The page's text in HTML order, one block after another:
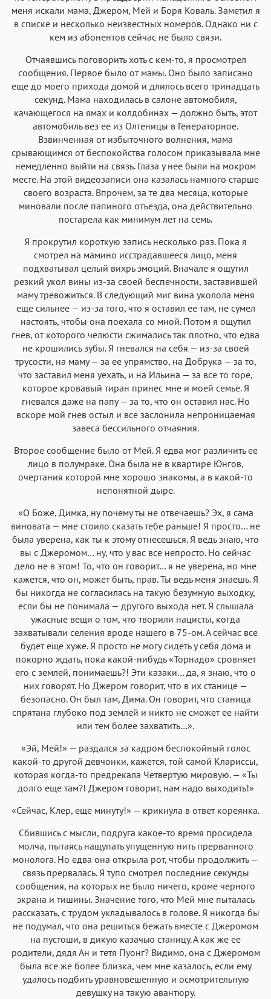
меня искали мама, Джером, Мей и Боря Коваль. Заметил я
в списке и несколько неизвестных номеров. Однако ни с
кем из абонентов сейчас не было связи.
Отчаявшись поговорить хоть с кем-то, я просмотрел
сообщения. Первое было от мамы. Оно было записано
еще до моего прихода домой и длилось всего тринадцать
секунд. Мама находилась в салоне автомобиля,
качающегося на ямах и колдобинах — должно быть, этот
автомобиль вез ее из Олтеницы в Генераторное.
Взвинченная от избыточного волнения, мама
срывающимся от беспокойства голосом приказывала мне
немедленно выйти на связь. Глаза у нее были на мокром
месте. На этой видеозаписи она казалась намного старше
своего возраста. Впрочем, за те два месяца, которые
миновали после папиного отъезда, она действительно
постарела как минимум лет на семь.
Я прокрутил короткую запись несколько раз. Пока я
смотрел на мамино исстрадавшееся лицо, меня
подхватывал целый вихрь эмоций. Вначале я ощутил
резкий укол вины из-за своей беспечности, заставившей
маму тревожиться. В следующий миг вина уколола меня
еще сильнее — из-за того, что я оставил ее там, не сумел
настоять, чтобы она поехала со мной. Потом я ощутил
гнев, от которого челюсти сжимались так плотно, что едва
не крошились зубы. Я гневался на себя — из-за своей
трусости, на маму — за ее упрямство, на Добрука — за то,
что заставил меня уехать, и на Ильина — за все то горе,
которое кровавый тиран принес мне и моей семье. Я
гневался даже на папу — за то, что он оставил нас. Но
вскоре мой гнев остыл и все заслонила непроницаемая
завеса бессильного отчаяния.
Второе сообщение было от Мей. Я едва мог различить ее
лицо в полумраке. Она была не в квартире Юнгов,
очертания которой мне хорошо знакомы, а в какой-то
непонятной дыре.
«О Боже, Димка, ну почему ты не отвечаешь? Эх, я сама
виновата — мне стоило сказать тебе раньше! Я просто… не
была уверена, как ты к этому отнесешься. Я ведь знаю, что
вы с Джеромом… ну, что у вас все непросто. Но сейчас
дело не в этом! То, что он говорит… я не уверена, но мне
кажется, что он, может быть, прав. Ты ведь меня знаешь. Я
бы никогда не согласилась на такую безумную выходку,
если бы не понимала — другого выхода нет. Я слышала
ужасные вещи о том, что творили нацисты, когда
захватывали селения вроде нашего в 75-ом. А сейчас все
будет еще хуже. Я просто не могу сидеть у себя дома и
покорно ждать, пока какой-нибудь «Торнадо» сровняет
его с землей, понимаешь?! Эти казаки… да, я знаю, что о
них говорят. Но Джером говорит, что в их станице —
безопасно. Он был там, Дима. Он говорит, что станица
спрятана глубоко под землей и никто не сможет ее найти
или тем более захватить…».
«Эй, Мей!» — раздался за кадром беспокойный голос
какой-то другой девчонки, кажется, той самой Клариссы,
которая когда-то предрекала Четвертую мировую. — «Ты
долго еще там?! Джером говорит, нам надо выходить!»
«Сейчас, Клер, еще минуту!» — крикнула в ответ кореянка.
Сбившись с мысли, подруга какое-то время просидела
молча, пытаясь нащупать упущенную нить прерванного
монолога. Но едва она открыла рот, чтобы продолжить —
связь прервалась. Я тупо смотрел последние секунды
сообщения, на которых не было ничего, кроме черного
экрана и тишины. Значение того, что Мей мне пыталась
рассказать, с трудом укладывалось в голове. Я никогда бы
не подумал, что она решиться бежать вместе с Джеромом
на пустоши, в дикую казачью станицу. А как же ее
родители, дядя Ан и тетя Пуонг? Видимо, она с Джеромом
была все же более близка, чем мне казалось, если ему
удалось подбить уравновешенную и осмотрительную
девушку на такую авантюру.